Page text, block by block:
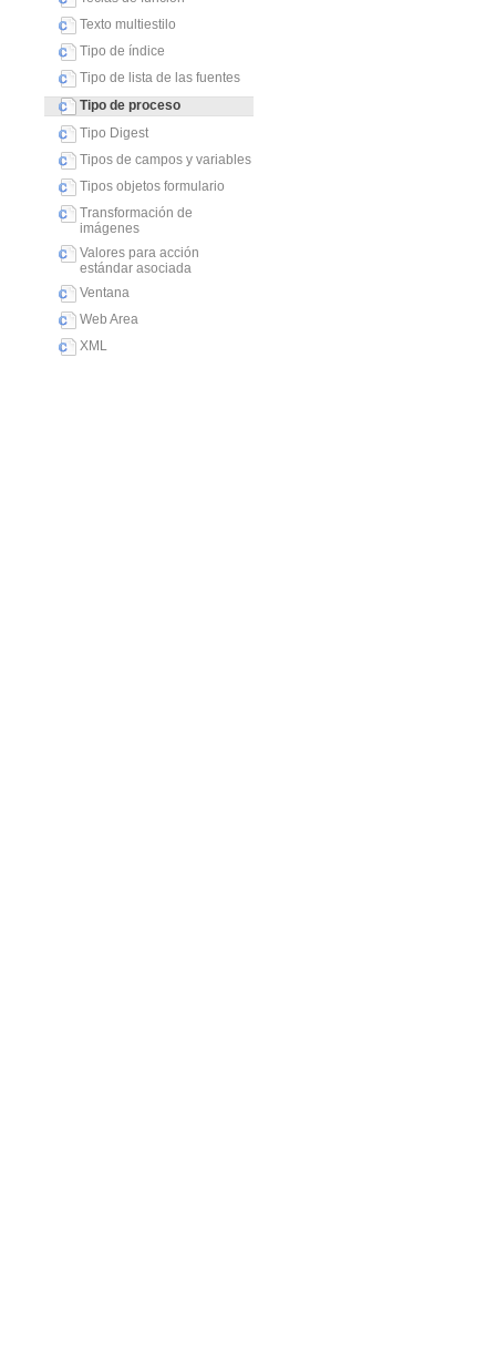
Texto multiestilo
Tipo de índice
Tipo de lista de las fuentes
Tipo de proceso
Tipo Digest
Tipos de campos y variables
Tipos objetos formulario
Transformación de
imágenes
Valores para acción
estándar asociada
Ventana
Web Area
XML